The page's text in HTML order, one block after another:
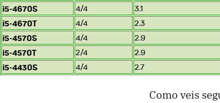
i5-4670S 4/4 3.1
i5-4670T 4/4 2.3
i5-4570S 4/4 2.9
i5-4570T 2/4 2.9
i5-4430S 4/4 2.7
Como veis